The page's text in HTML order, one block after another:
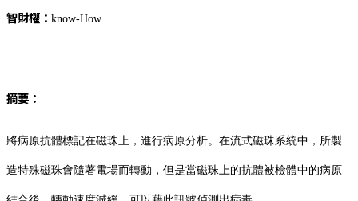
智財權： know-How
摘要：
將病原抗體標記在磁珠上，進行病原分析。在流式磁珠系統中，所製
造特殊磁珠會隨著電場而轉動，但是當磁珠上的抗體被檢體中的病原